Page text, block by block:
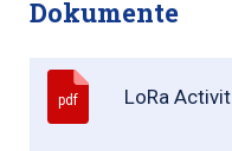
Dokumente
pdf LoRa